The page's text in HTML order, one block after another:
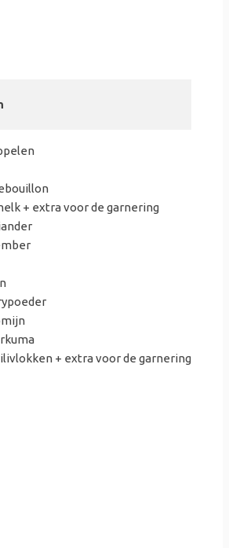
+ extra voor de garnering
+ extra voor de garnering